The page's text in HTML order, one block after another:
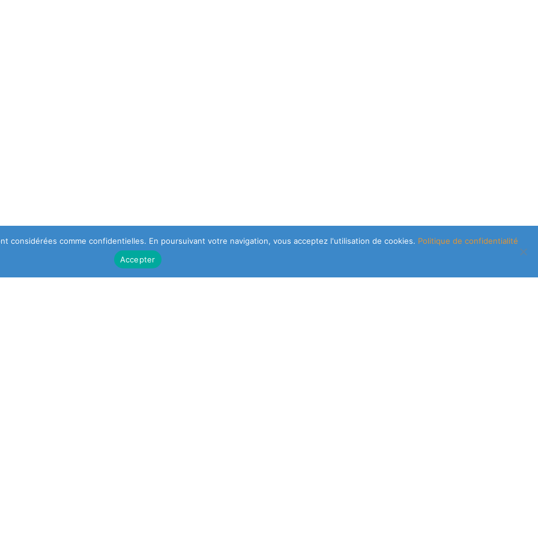
considérées comme confidentielles. En poursuivant votre navigation, vous acceptez l'utilisation de cookies. Politique de confidentialité
Accepter